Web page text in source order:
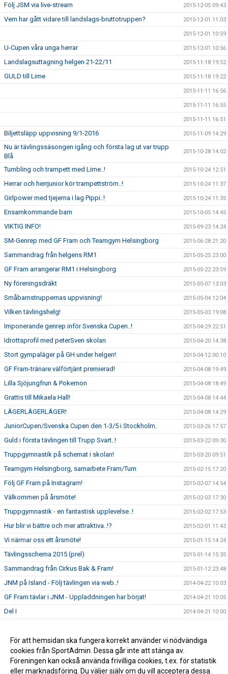
Följ JSM via live-stream 2015-12-05 09:43
Vem har gått vidare till landslags-bruttotruppen? 2015-12-01 11:03
2015-12-01 10:59
U-Cupen våra unga herrar 2015-12-01 10:56
Landslagsuttagning helgen 21-22/11 2015-11-18 19:52
GULD till Lime 2015-11-18 19:22
2015-11-11 16:56
2015-11-11 16:55
2015-11-11 16:51
Biljettsläpp uppvisning 9/1-2016 2015-11-09 14:29
Nu är tävlingssäsongen igång och första lag ut var trupp
Blå
2015-10-28 14:02
Tumbling och trampett med Lime..! 2015-10-24 12:51
Herrar och herrjunior kör trampettström..! 2015-10-24 11:37
Girlpower med tjejerna i lag Pippi..! 2015-10-24 11:35
Ensamkommande barn 2015-10-05 14:45
VIKTIG INFO! 2015-09-23 14:24
SM-Genrep med GF Fram och Teamgym Helsingborg 2015-06-28 21:20
Sammandrag från helgens RM1 2015-05-25 23:00
GF Fram arrangerar RM1 i Helsingborg 2015-05-22 23:59
Ny föreningsdräkt 2015-05-07 13:03
Småbarnstruppernas uppvisning! 2015-05-04 12:04
Vilken tävlingshelg! 2015-05-03 19:08
Imponerande genrep inför Svenska Cupen..! 2015-04-29 22:51
Idrottsprofil med peterSven skolan 2015-04-20 14:38
Stort gympaläger på GH under helgen! 2015-04-12 00:10
GF Fram-tränare välförtjänt premierad! 2015-04-08 19:49
Lilla Sjöjungfrun & Pokemon 2015-04-08 18:49
Grattis till Mikaela Hall! 2015-04-08 14:44
LÄGERLÄGERLÄGER! 2015-04-08 14:29
JuniorCupen/Svenska Cupen den 1-3/5 i Stockholm. 2015-03-26 17:57
Guld i första tävlingen till Trupp Svart..! 2015-03-22 09:30
Truppgymnastik på schemat i skolan! 2015-03-20 09:51
Teamgym Helsingborg, samarbete Fram/Turn 2015-02-15 17:20
Följ GF Fram på Instagram! 2015-02-07 14:54
Välkommen på årsmöte! 2015-02-03 17:30
Truppgymnastik - en fantastisk upplevelse..! 2015-02-02 17:53
Hur blir vi bättre och mer attraktiva..!? 2015-02-01 11:43
Vi närmar oss ett årsmöte! 2015-01-15 14:24
Tävlingsschema 2015 (prel) 2015-01-14 15:35
Sammandrag från Cirkus Bak & Fram! 2015-01-12 23:48
JNM på Island - Följ tävlingen via web..! 2014-04-22 10:03
GF Fram tävlar i JNM - Uppladdningen har börjat! 2014-04-21 10:05
Del I 2014-04-21 10:00
Del III 2014-04-21 09:59
Del IV 2014-04-21 09:12
För att hemsidan ska fungera korrekt använder vi nödvändiga
cookies från SportAdmin. Dessa går inte att stänga av.
Föreningen kan också använda frivilliga cookies, t.ex. för statistik
eller marknadsföring. Du väljer själv om du vill acceptera dessa.